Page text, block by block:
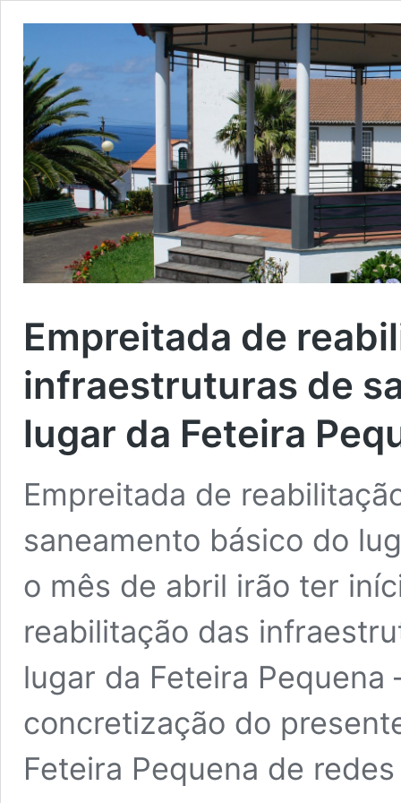
Empreitada de
infraestruturas de
lugar da Feteira
Empreitada de
saneamento básico do
o mês de abril irão ter
reabilitação das
lugar da Feteira Pequena
concretização do
Feteira Pequena de